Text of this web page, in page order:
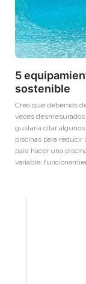
5
sostenible
Creo que debemos
veces
gustaría citar
piscinas para reducir
para hacer una
variable: